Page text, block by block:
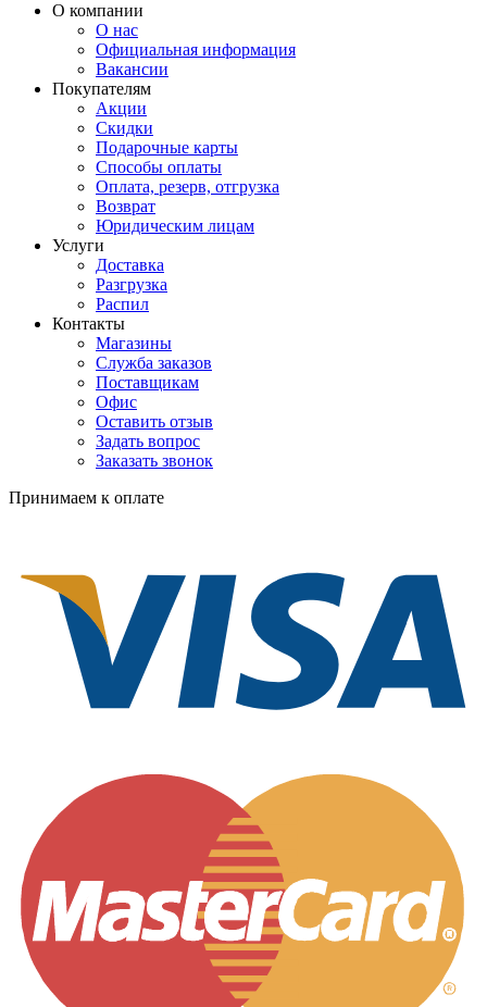
О компании
О нас
Официальная информация
Вакансии
Покупателям
Акции
Скидки
Подарочные карты
Способы оплаты
Оплата, резерв, отгрузка
Возврат
Юридическим лицам
Услуги
Доставка
Разгрузка
Распил
Контакты
Магазины
Служба заказов
Поставщикам
Офис
Оставить отзыв
Задать вопрос
Заказать звонок
Принимаем к оплате